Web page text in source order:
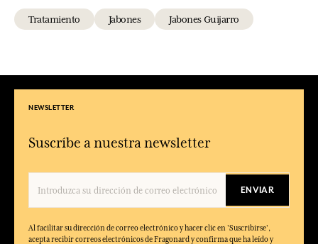
Tratamiento Jabones Jabones Guijarro
NEWSLETTER
Suscríbe a nuestra newsletter
ENVIAR
Al facilitar su dirección de correo electrónico y hacer clic en 'Suscribirse',
acepta recibir correos electrónicos de Fragonard y confirma que ha leído y